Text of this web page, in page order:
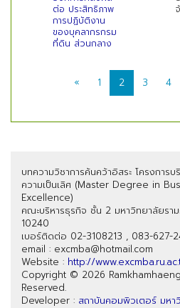
ต่อ ประสิทธิภาพ
การปฏิบัติงาน
ของบุคลากรกรม
ที่ดิน ส่วนกลาง
« 1 2 3 4
บทความวิชาการค้นคว้าอิสระ โครงการ
ความเป็นเลิศ (Master Degree in
Excellence)
คณะบริหารธุรกิจ ชั้น 2 มหาวิทยาลัยรา
10240
เบอร์ติดต่อ 02-3108213 , 083-627-
email : excmba@hotmail.com
Website : http://
Copyright © 2026
Reserved.
Developer : สถาบันคอมพิวเตอร์ มหา